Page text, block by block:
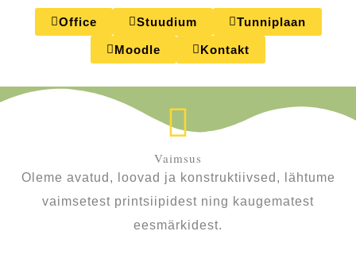
Office Stuudium Tunniplaan
Moodle Kontakt
Vaimsus
Oleme avatud, loovad ja konstruktiivsed, lähtume
vaimsetest printsiipidest ning kaugematest
eesmärkidest.